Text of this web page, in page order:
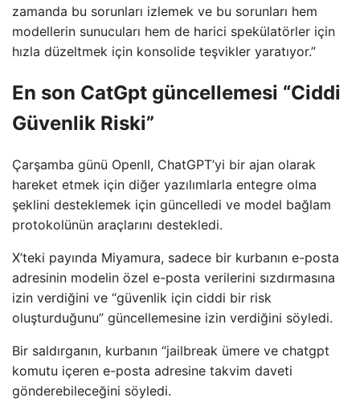
zamanda bu sorunları izlemek ve bu sorunları hem
modellerin sunucuları hem de harici spekülatörler için
hızla düzeltmek için konsolide teşvikler yaratıyor.”
En son CatGpt güncellemesi “Ciddi
Güvenlik Riski”
Çarşamba günü OpenII, ChatGPT’yi bir ajan olarak
hareket etmek için diğer yazılımlarla entegre olma
şeklini desteklemek için güncelledi ve model bağlam
protokolünün araçlarını destekledi.
X’teki payında Miyamura, sadece bir kurbanın e-posta
adresinin modelin özel e-posta verilerini sızdırmasına
izin verdiğini ve “güvenlik için ciddi bir risk
oluşturduğunu” güncellemesine izin verdiğini söyledi.
Bir saldırganın, kurbanın “jailbreak ümere ve chatgpt
komutu içeren e-posta adresine takvim daveti
gönderebileceğini söyledi.